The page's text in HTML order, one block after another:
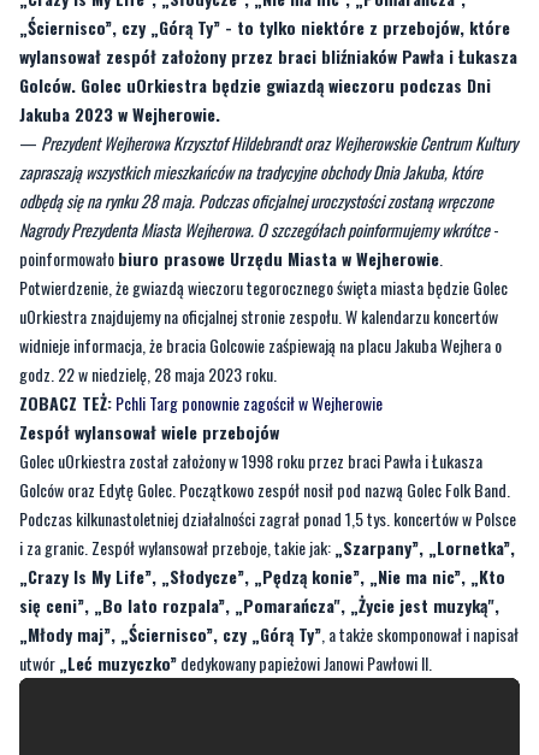
„Ściernisco”, czy „Górą Ty” - to tylko niektóre z przebojów, które
wylansował zespół założony przez braci bliźniaków Pawła i Łukasza
Golców. Golec uOrkiestra będzie gwiazdą wieczoru podczas Dni
Jakuba 2023 w Wejherowie.
— Prezydent Wejherowa Krzysztof Hildebrandt oraz Wejherowskie Centrum Kultury
zapraszają wszystkich mieszkańców na tradycyjne obchody Dnia Jakuba, które
odbędą się na rynku 28 maja. Podczas oficjalnej uroczystości zostaną wręczone
Nagrody Prezydenta Miasta Wejherowa. O szczegółach poinformujemy wkrótce-
poinformowałobiuro prasowe Urzędu Miasta w Wejherowie
Potwierdzenie, że gwiazdą wieczoru tegorocznego święta miasta będzie Golec
uOrkiestra znajdujemy na oficjalnej stronie zespołu. W kalendarzu koncertów
widnieje informacja, że bracia Golcowie zaśpiewają na placu Jakuba Wejhera o
godz. 22 w niedzielę, 28 maja 2023 roku.
ZOBACZ TEŻ:Pchli Targ ponownie zagościł w Wejherowie
Zespół wylansował wiele przebojów
Golec uOrkiestra został założony w 1998 roku przez braci Pawła i Łukasza
Golców oraz Edytę Golec. Początkowo zespół nosił pod nazwą Golec Folk Band.
Podczas kilkunastoletniej działalności zagrał ponad 1,5 tys. koncertów w Polsce
i za granic. Zespół wylansował przeboje, takie jak:„Szarpany”, „Lornetka”,
„Crazy Is My Life”, „Słodycze”, „Pędzą konie”, „Nie ma nic”, „Kto
się ceni”, „Bo lato rozpala”, „Pomarańcza", „Życie jest muzyką",
„Młody maj”, „Ściernisco”, czy „Górą Ty” , a także skomponował i napisał
utwór„Leć muzyczko”dedykowany papieżowi Janowi Pawłowi II.